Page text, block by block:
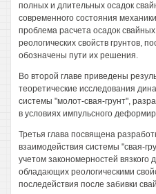
полных и длительных осадок
современного состояния
проблема расчета осадок
реологических свойств грунтов,
обозначены пути их решения.
Во второй главе приведены
теоретические исследования
системы "молот-свая-грунт",
в условиях импульсного
Третья глава посвящена
взаимодействия системы "свая-
учетом закономерностей вязкого
обладающих реологическими
последействия после забивки